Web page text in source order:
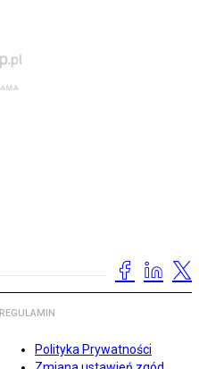
REGULAMIN
Polityka Prywatności